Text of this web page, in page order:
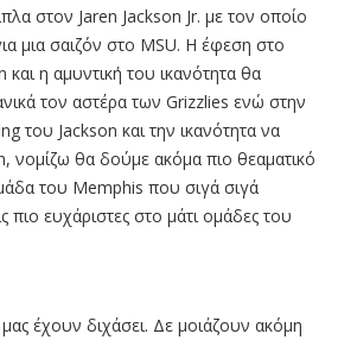
στον Jaren Jackson Jr. με τον οποίο
μια σαιζόν στο MSU. Η έφεση στο
η αμυντική του ικανότητα θα
τον αστέρα των Grizzlies ενώ στην
του Jackson και την ικανότητα να
νομίζω θα δούμε ακόμα πιο θεαματικό
του Memphis που σιγά σιγά
πιο ευχάριστες στο μάτι ομάδες του
έχουν διχάσει. Δε μοιάζουν ακόμη